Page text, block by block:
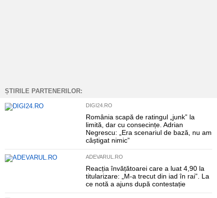
ȘTIRILE PARTENERILOR:
DIGI24.RO
România scapă de ratingul „junk” la
limită, dar cu consecințe. Adrian
Negrescu: „Era scenariul de bază, nu am
câștigat nimic”
ADEVARUL.RO
Reacția învățătoarei care a luat 4,90 la
titularizare: „M-a trecut din iad în rai”. La
ce notă a ajuns după contestație